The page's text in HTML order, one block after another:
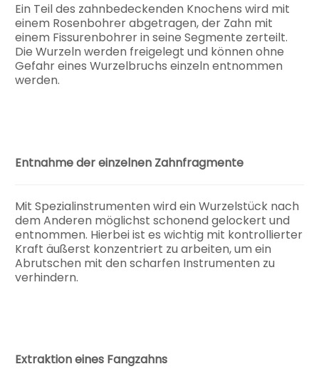
Ein Teil des zahnbedeckenden Knochens wird mit
einem Rosenbohrer abgetragen, der Zahn mit
einem Fissurenbohrer in seine Segmente zerteilt.
Die Wurzeln werden freigelegt und können ohne
Gefahr eines Wurzelbruchs einzeln entnommen
werden.
Entnahme der einzelnen Zahnfragmente
Mit Spezialinstrumenten wird ein Wurzelstück nach
dem Anderen möglichst schonend gelockert und
entnommen. Hierbei ist es wichtig mit kontrollierter
Kraft äußerst konzentriert zu arbeiten, um ein
Abrutschen mit den scharfen Instrumenten zu
verhindern.
Extraktion eines Fangzahns